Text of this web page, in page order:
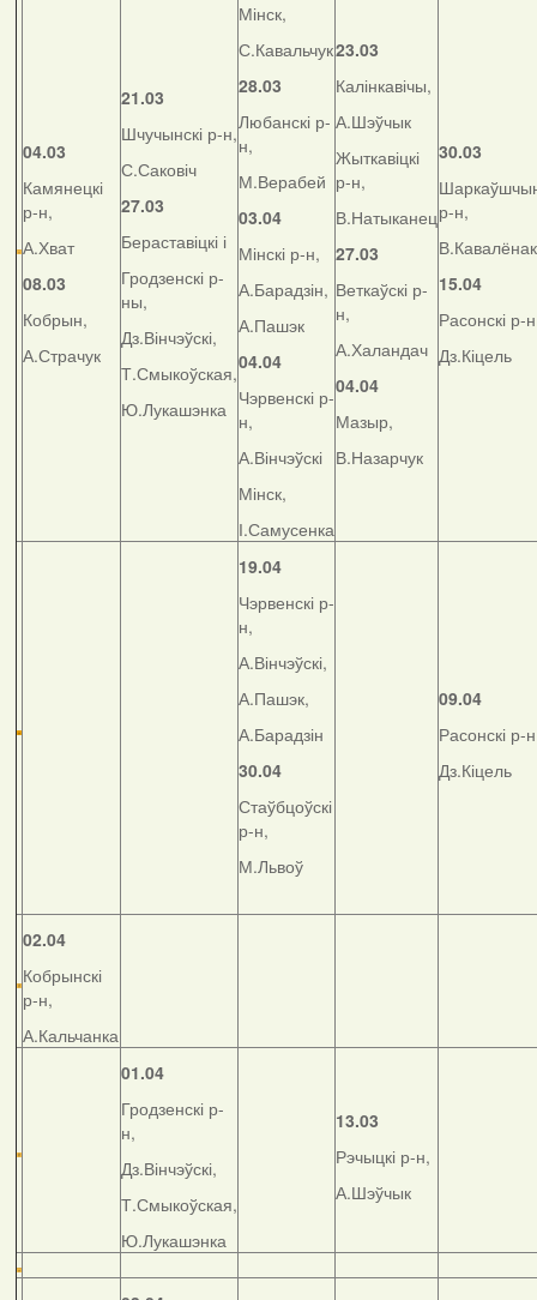
04.03
Камянецкі
р-н,
А.Хват
08.03
Кобрын,
А.Страчук
21.03
Шчучынскі р-н,
С.Саковіч
27.03
Бераставіцкі і
Гродзенскі р-
ны,
Дз.Вінчэўскі,
Т.Смыкоўская,
Ю.Лукашэнка
Мінск,
С.Кавальчук
28.03
Любанскі р-
н,
М.Верабей
03.04
Мінскі р-н,
А.Барадзін,
А.Пашэк
04.04
Чэрвенскі р-
н,
А.Вінчэўскі
Мінск,
І.Самусенка
23.03
Калінкавічы,
А.Шэўчык
Жыткавіцкі
р-н,
В.Натыканец
27.03
Веткаўскі р-
н,
А.Халандач
04.04
Мазыр,
В.Назарчук
30.03
р-н,
В.Кавалёнак
15.04
Расонскі р-
Дз.Кіцель
19.04
Чэрвенскі р-
н,
А.Вінчэўскі,
А.Пашэк,
А.Барадзін
30.04
Стаўбцоўскі
р-н,
М.Львоў
09.04
Расонскі р-
Дз.Кіцель
02.04
Кобрынскі
р-н,
А.Кальчанка
01.04
Гродзенскі р-
н,
Дз.Вінчэўскі,
Т.Смыкоўская,
Ю.Лукашэнка
13.03
Рэчыцкі р-н,
А.Шэўчык